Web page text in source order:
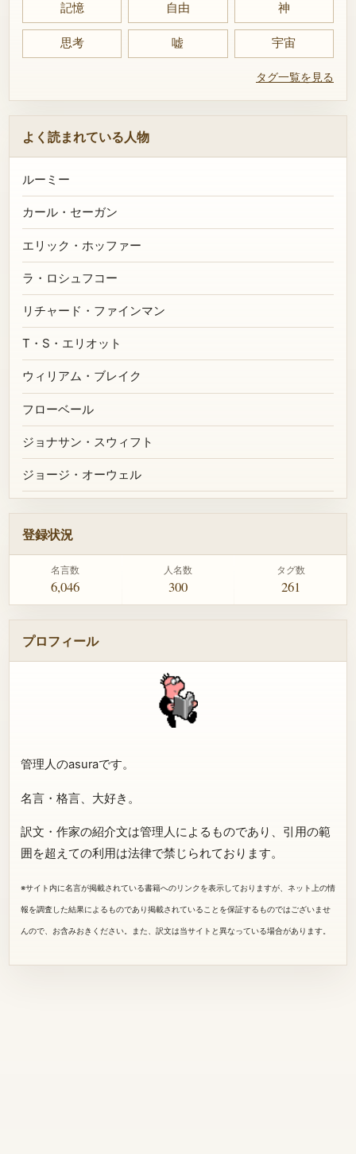
記憶 自由 神
思考 嘘 宇宙
タグ一覧を見る
よく読まれている人物
ルーミー
カール・セーガン
エリック・ホッファー
ラ・ロシュフコー
リチャード・ファインマン
T・S・エリオット
ウィリアム・ブレイク
フローベール
ジョナサン・スウィフト
ジョージ・オーウェル
登録状況
名言数
6,046
人名数
300
タグ数
261
プロフィール
管理人のasuraです。
名言・格言、大好き。
訳文・作家の紹介文は管理人によるものであり、引用の範
囲を超えての利用は法律で禁じられております。
※サイト内に名言が掲載されている書籍へのリンクを表示しておりますが、ネット上の情
報を調査した結果によるものであり掲載されていることを保証するものではございませ
んので、お含みおきください。また、訳文は当サイトと異なっている場合があります。